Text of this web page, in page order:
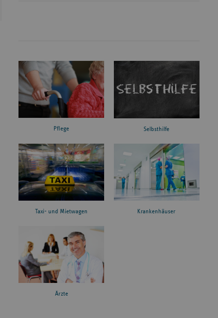
Pflege Selbsthilfe
Taxi- und Mietwagen Krankenhäuser
Ärzte